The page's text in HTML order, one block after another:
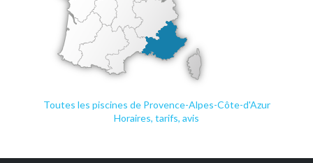
Toutes les piscines de Provence-Alpes-Côte-d'Azur
Horaires, tarifs, avis